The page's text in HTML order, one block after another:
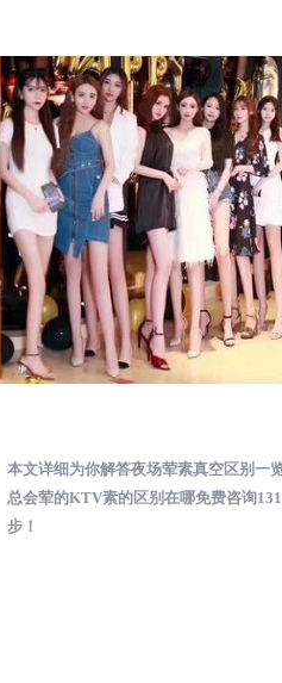
本文详细为你解答夜场荤素真空区别一
总会荤的KTV素的区别在哪免费咨询
步！